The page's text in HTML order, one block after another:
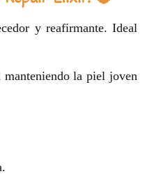
y reafirmante. Ideal
manteniendo la piel joven